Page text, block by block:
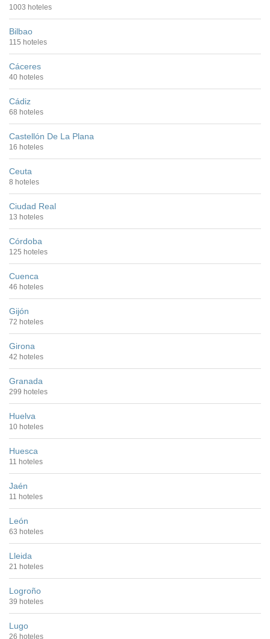
1003 hoteles
Bilbao
115 hoteles
Cáceres
40 hoteles
Cádiz
68 hoteles
Castellón De La Plana
16 hoteles
Ceuta
8 hoteles
Ciudad Real
13 hoteles
Córdoba
125 hoteles
Cuenca
46 hoteles
Gijón
72 hoteles
Girona
42 hoteles
Granada
299 hoteles
Huelva
10 hoteles
Huesca
11 hoteles
Jaén
11 hoteles
León
63 hoteles
Lleida
21 hoteles
Logroño
39 hoteles
Lugo
26 hoteles